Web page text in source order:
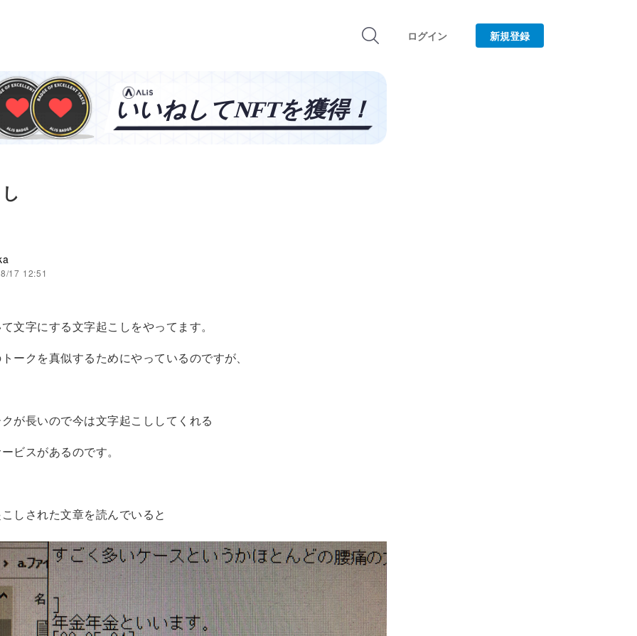
ログイン 新規登録
17 12:51
文字にする文字起こしをやってます。
ークを真似するためにやっているのですが、
が長いので今は文字起こししてくれる
ビスがあるのです。
しされた文章を読んでいると